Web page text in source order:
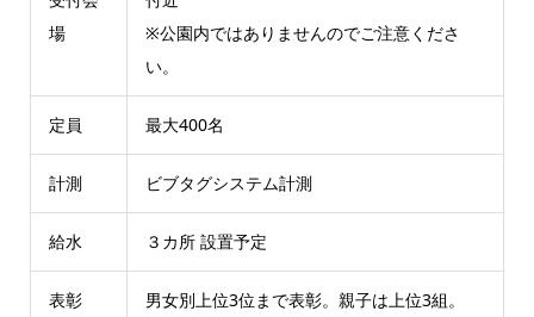
場
※公園内ではありませんのでご注意くださ
い。
定員 最大400名
計測 ビブタグシステム計測
給水 ３カ所 設置予定
表彰 男女別上位3位まで表彰。親子は上位3組。